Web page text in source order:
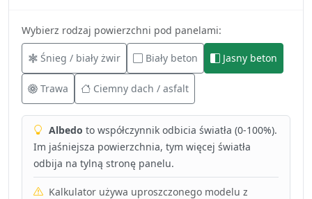
Wybierz rodzaj powierzchni pod panelami:
Śnieg / biały żwir Biały beton Jasny beton
Trawa Ciemny dach / asfalt
Albedo to współczynnik odbicia światła (0-100%).
Im jaśniejsza powierzchnia, tym więcej światła
odbija na tylną stronę panelu.
Kalkulator używa uproszczonego modelu z